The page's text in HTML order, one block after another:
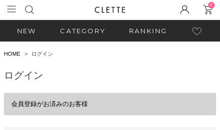
0
NEW CATEGORY RANKING
HOME ログイン
ログイン
会員登録がお済みのお客様